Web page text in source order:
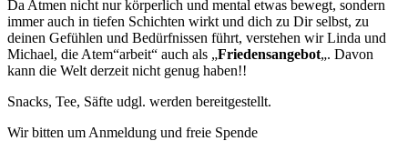
Da Atmen nicht nur körperlich und mental etwas bewegt, sondern
immer auch in tiefen Schichten wirkt und dich zu Dir selbst, zu
deinen Gefühlen und Bedürfnissen führt, verstehen wir Linda und
Michael, die Atem“arbeit“ auch als „Friedensangebot„. Davon
kann die Welt derzeit nicht genug haben!!
Snacks, Tee, Säfte udgl. werden bereitgestellt.
Wir bitten um Anmeldung und freie Spende